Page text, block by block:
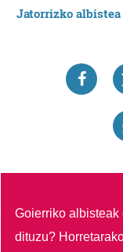
Jatorrizko
Goierriko albisteak
dituzu?